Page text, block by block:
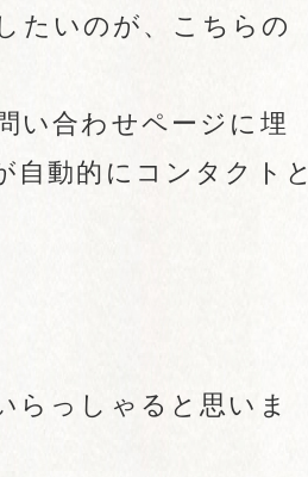
たいのが、こちらの
い合わせページに埋
自動的にコンタクトと
らっしゃると思いま